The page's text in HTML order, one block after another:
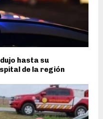
hasta su
de la región